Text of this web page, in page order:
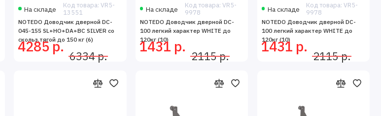
На складе
Код товара: VR5-
13551
NOTEDO Доводчик дверной DC-
045-155 SL+HO+DA+BC SILVER со
скольз.тягой до 150 кг (6)
4285 р.
6334 р.
На складе
Код товара: VR5-
9978
NOTEDO Доводчик дверной DC-
100 легкий характер WHITE до
120кг (10)
1431 р.
2115 р.
На складе
Код товара: VR5-
9978
NOTEDO Доводчик дверной DC-
100 легкий характер WHITE до
120кг (10)
1431 р.
2115 р.